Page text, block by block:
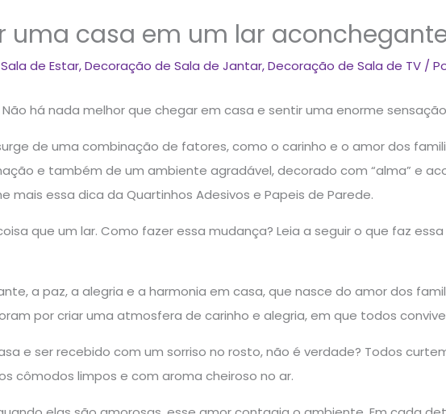
uma casa em um lar
de Estar,Decoração de Sala de Jantar,Decoração de Sala de TV /
há nada melhor que chegar em casa e sentir uma enorme
de uma combinação de fatores, como o carinho e o amor dos
e também de um ambiente agradável, decorado com “alma” e
essa dica da Quartinhos Adesivos e Papeis de Parede.
que um lar. Como fazer essa mudança? Leia a seguir o que faz
a paz, a alegria e a harmonia em casa, que nasce do amor dos
por criar uma atmosfera de carinho e alegria, em que todos
e ser recebido com um sorriso no rosto, não é verdade? Todos
cômodos limpos e com aroma cheiroso no ar.